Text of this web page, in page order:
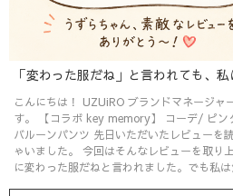
こんにちは！ UZUiRO ブランドマネージャ
す。 【コラボ key memory】 コーデ/ ピンタックサマーブラウスー＋タック
バルーンパンツ 先日いただいたレビューを読んで、 私は思わず笑顔になっち
ゃいました。 今回はそんなレビューを取り上げさせていただきます。 「家族
に変わった服だねと言われました。でも私